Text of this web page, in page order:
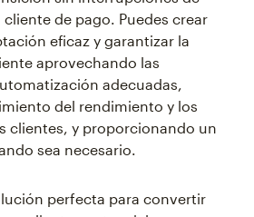
de pago. Puedes crear
eficaz y garantizar la
aprovechando las
adecuadas,
del rendimiento y los
clientes, y proporcionando un
sea necesario.
perfecta para convertir